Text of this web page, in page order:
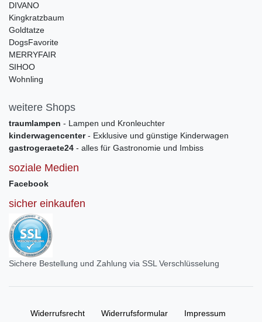
DIVANO
Kingkratzbaum
Goldtatze
DogsFavorite
MERRYFAIR
SIHOO
Wohnling
weitere Shops
traumlampen - Lampen und Kronleuchter
kinderwagencenter- Exklusive und günstige Kinderwagen
gastrogeraete24 - alles für Gastronomie und Imbiss
soziale Medien
Facebook
sicher einkaufen
Sichere Bestellung und Zahlung via SSL Verschlüsselung
Widerrufs­recht Widerrufs­formular Impressum